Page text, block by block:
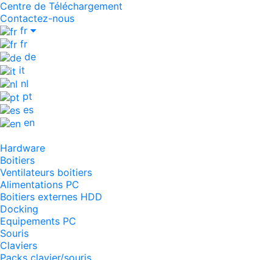
Centre de Téléchargement
Contactez-nous
fr
fr
de
it
nl
pt
es
en
Hardware
Boitiers
Ventilateurs boitiers
Alimentations PC
Boitiers externes HDD
Docking
Equipements PC
Souris
Claviers